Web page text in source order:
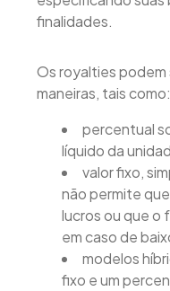
finalidades.
Os royalties podem
maneiras, tais como:
percentual
líquido da
valor fixo,
não permite
lucros ou que o
em caso de
modelos
fixo e um